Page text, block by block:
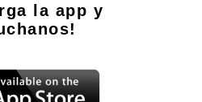
la app y